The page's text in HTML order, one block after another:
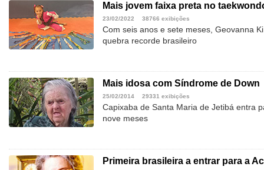
Mais jovem faixa preta no
23/02/2022 38766 exibições
Com seis anos e sete meses, Geovanna
quebra recorde brasileiro
Mais idosa com Síndrome de Down
25/02/2014 29331 exibições
Capixaba de Santa Maria de Jetibá entra
nove meses
Primeira brasileira a entrar para a